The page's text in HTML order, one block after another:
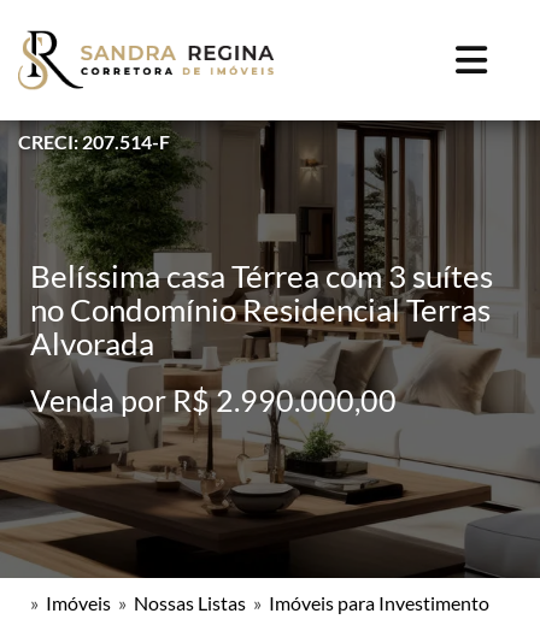
CRECI: 207.514-F
Belíssima casa Térrea com 3 suítes
no Condomínio Residencial Terras
Alvorada
Venda por R$ 2.990.000,00
» Imóveis » Nossas Listas » Imóveis para Investimento